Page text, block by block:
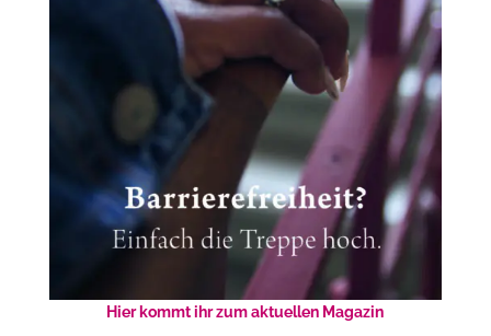
Hier kommt ihr zum aktuellen Magazin